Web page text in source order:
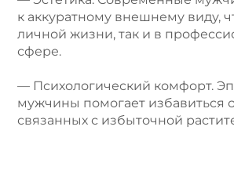
к аккуратному внешнему виду,
личной жизни, так и в
сфере.
— Психологический комфорт.
мужчины помогает избавиться
связанных с избыточной